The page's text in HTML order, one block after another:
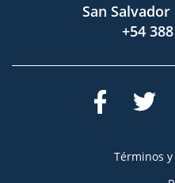
San Salvador
+54
Términos